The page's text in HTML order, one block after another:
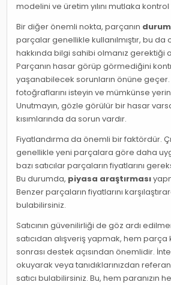
modelini ve üretim yılını mutlaka
Bir diğer önemli nokta, parçanın
parçalar genellikle kullanılmıştır, bu da
hakkında bilgi sahibi olmanız gerektiği
Parçanın hasar görüp görmediğini
yaşanabilecek sorunların önüne geçer.
fotoğraflarını isteyin ve mümkünse
Unutmayın, gözle görülür bir hasar
kısımlarında da sorun vardır.
Fiyatlandırma da önemli bir faktördür.
genellikle yeni parçalara göre daha
bazı satıcılar parçaların fiyatlarını
Bu durumda, piyasa araştırması
Benzer parçaların fiyatlarını
bulabilirsiniz.
Satıcının güvenilirliği de göz ardı
satıcıdan alışveriş yapmak, hem parça
sonrası destek açısından önemlidir.
okuyarak veya tanıdıklarınızdan
satıcı bulabilirsiniz. Bu, hem paranızın